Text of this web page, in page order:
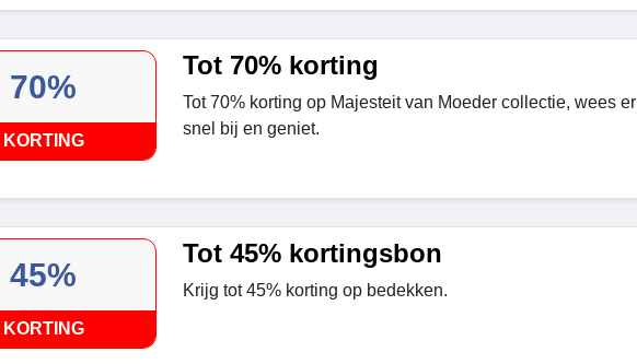
70%
KORTING
Tot 70% korting
Tot 70% korting op Majesteit van Moeder collectie, wees er
snel bij en geniet.
45%
KORTING
Tot 45% kortingsbon
Krijg tot 45% korting op bedekken.